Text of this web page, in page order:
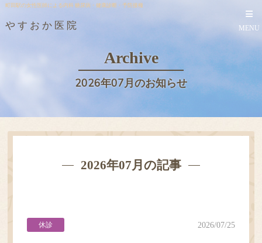
町田駅の女性医師による内科 糖尿病・健康診断・予防接種
やすおか医院 MENU
Archive
2026年07月のお知らせ
2026年07月の記事
休診 2026/07/25